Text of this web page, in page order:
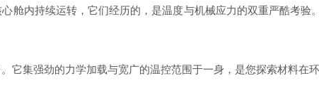
舱内持续运转，它们经历的，是温度与机械应力的双重严酷考验
它集强劲的力学加载与宽广的温控范围于一身，是您探索材料在